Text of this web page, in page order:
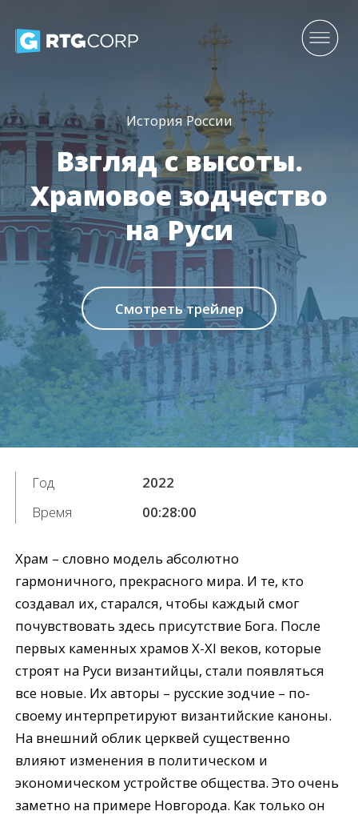
История России
Взгляд с высоты.
Храмовое зодчество
на Руси
Смотреть трейлер
Год
2022
Время
00:28:00
Храм – словно модель абсолютно
гармоничного, прекрасного мира. И те, кто
создавал их, старался, чтобы каждый смог
почувствовать здесь присутствие Бога. После
первых каменных храмов X-XI веков, которые
строят на Руси византийцы, стали появляться
все новые. Их авторы – русские зодчие – по-
своему интерпретируют византийские каноны.
На внешний облик церквей существенно
влияют изменения в политическом и
экономическом устройстве общества. Это очень
заметно на примере Новгорода. Как только он